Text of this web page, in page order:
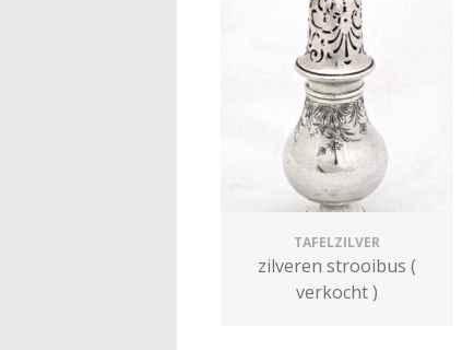
TAFELZILVER
zilveren strooibus (
verkocht )